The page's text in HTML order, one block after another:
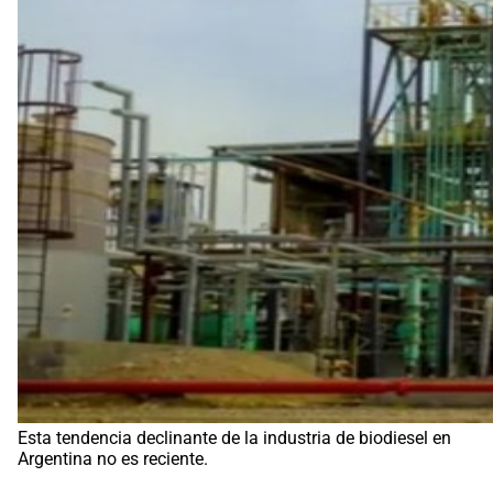
Esta tendencia declinante de la industria de biodiesel en
Argentina no es reciente.